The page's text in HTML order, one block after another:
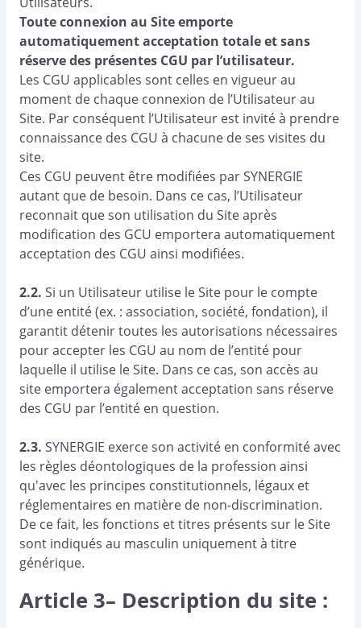
Toute connexion au Site emporte
automatiquement acceptation totale et sans
réserve des présentes CGU par l’utilisateur.
Les CGU applicables sont celles en vigueur au
moment de chaque connexion de l’Utilisateur au
Site. Par conséquent l’Utilisateur est invité à prendre
connaissance des CGU à chacune de ses visites du
site.
Ces CGU peuvent être modifiées par SYNERGIE
autant que de besoin. Dans ce cas, l’Utilisateur
reconnait que son utilisation du Site après
modification des GCU emportera automatiquement
acceptation des CGU ainsi modifiées.
2.2. Si un Utilisateur utilise le Site pour le compte
d’une entité (ex. : association, société, fondation), il
garantit détenir toutes les autorisations nécessaires
pour accepter les CGU au nom de l’entité pour
laquelle il utilise le Site. Dans ce cas, son accès au
site emportera également acceptation sans réserve
des CGU par l’entité en question.
2.3. SYNERGIE exerce son activité en conformité avec
les règles déontologiques de la profession ainsi
qu'avec les principes constitutionnels, légaux et
réglementaires en matière de non-discrimination.
De ce fait, les fonctions et titres présents sur le Site
sont indiqués au masculin uniquement à titre
générique.
Article 3– Description du site :